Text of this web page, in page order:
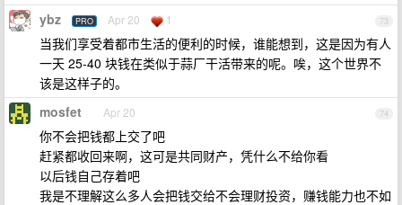
73
ybz PRO Apr 20 1
当我们享受着都市生活的便利的时候，谁能想到，这是因为有人
一天 25-40 块钱在类似于蒜厂干活带来的呢。唉，这个世界不
该是这样子的。
74
mosfet Apr 20
你不会把钱都上交了吧
赶紧都收回来啊，这可是共同财产，凭什么不给你看
以后钱自己存着吧
我是不理解这么多人会把钱交给不会理财投资，赚钱能力也不如